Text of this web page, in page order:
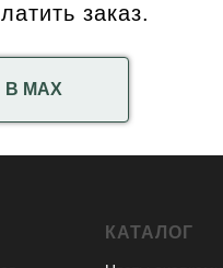
заказ.
В МАХ
КАТАЛОГ